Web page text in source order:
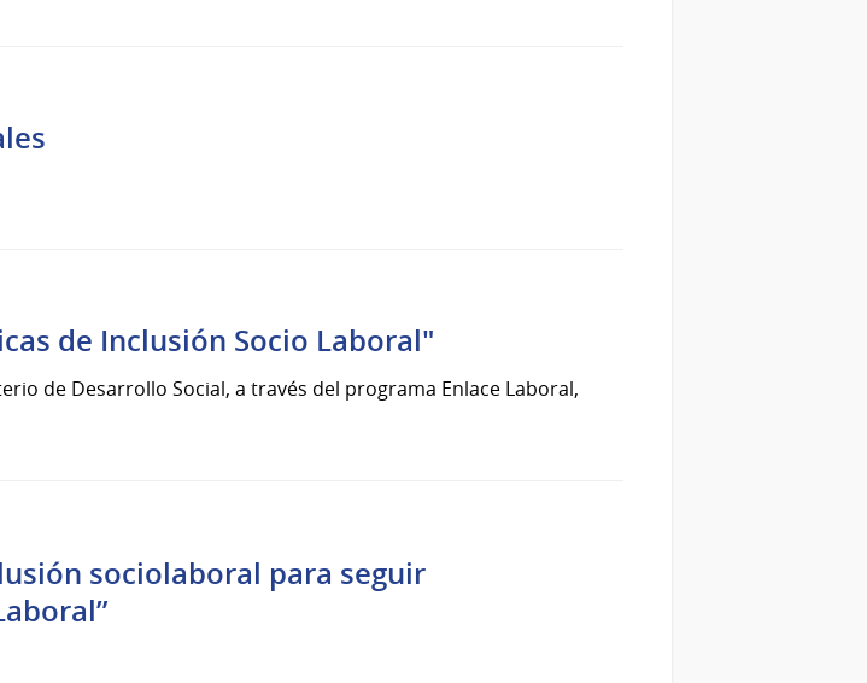
de Inclusión Socio Laboral"
de Desarrollo Social, a través del programa Enlace Laboral,
sociolaboral para seguir